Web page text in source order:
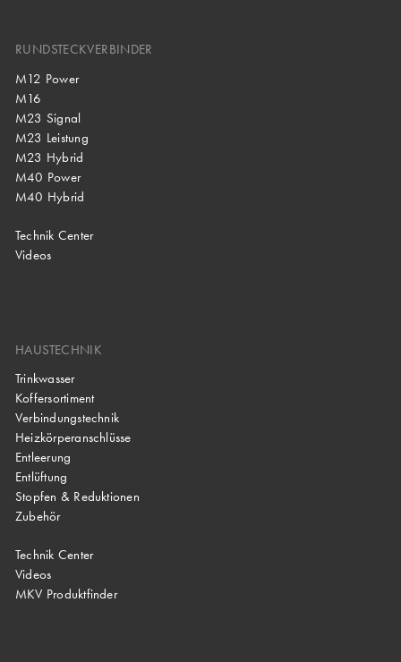
RUNDSTECKVERBINDER
M12 Power
M16
M23 Signal
M23 Leistung
M23 Hybrid
M40 Power
M40 Hybrid
Technik Center
Videos
HAUSTECHNIK
Trinkwasser
Koffersortiment
Verbindungstechnik
Heizkörperanschlüsse
Entleerung
Entlüftung
Stopfen & Reduktionen
Zubehör
Technik Center
Videos
MKV Produktfinder